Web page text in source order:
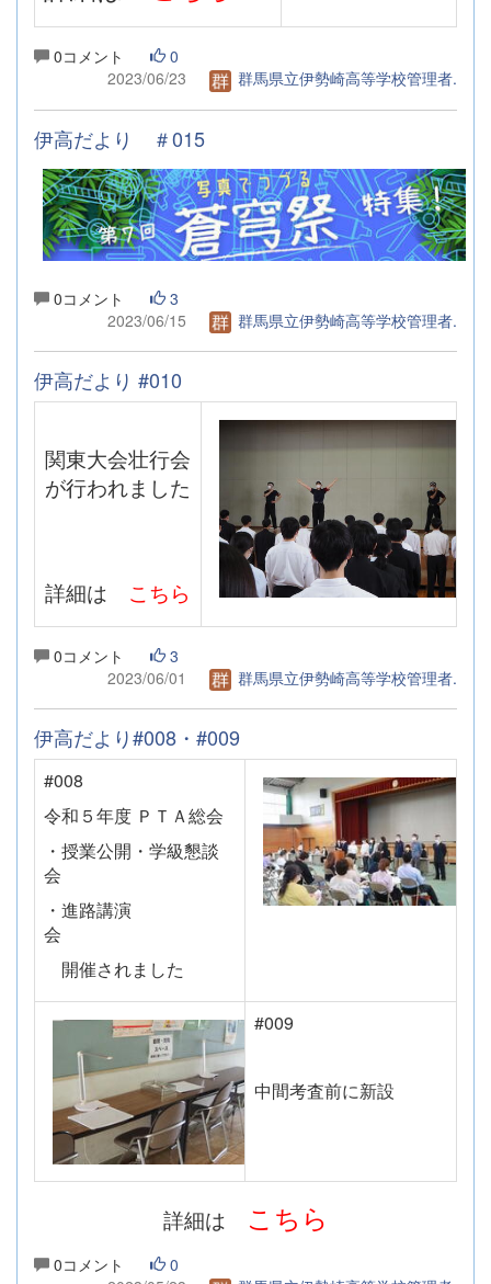
0コメント
0
2023/06/23
群馬県立伊勢崎高等学校管理者.
伊高だより ＃015
0コメント
3
2023/06/15
群馬県立伊勢崎高等学校管理者.
伊高だより #010
関東大会壮行会
が行われました
詳細は こちら
0コメント
3
2023/06/01
群馬県立伊勢崎高等学校管理者.
伊高だより#008・#009
#008
令和５年度 ＰＴＡ総会
・授業公開・学級懇談
会
・進路講演
会
開催されました
#009
中間考査前に新設
詳細は こちら
0コメント
0